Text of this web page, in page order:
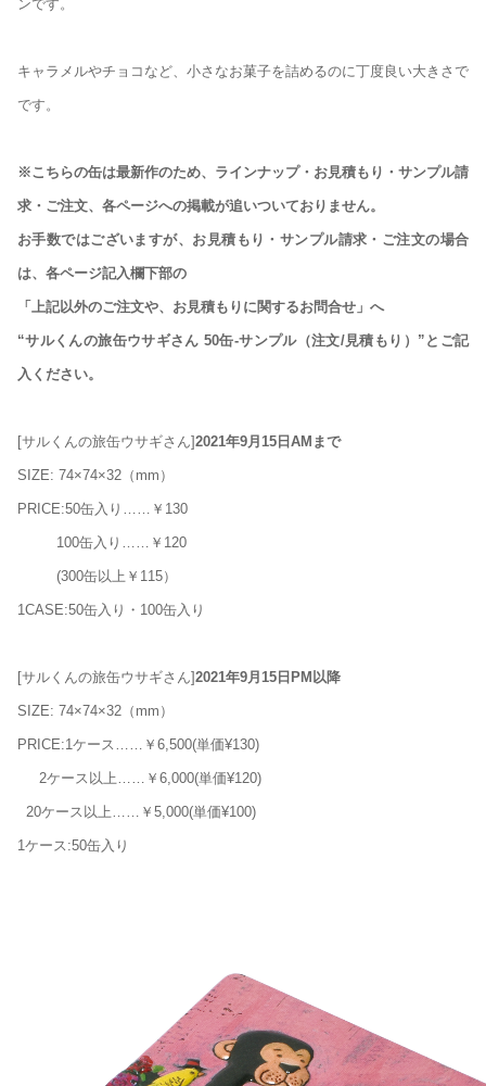
ンです。
キャラメルやチョコなど、小さなお菓子を詰めるのに丁度良い大きさで
です。
※こちらの缶は最新作のため、ラインナップ・お見積もり・サンプル請
求・ご注文、各ページへの掲載が追いついておりません。
お手数ではございますが、お見積もり・サンプル請求・ご注文の場合
は、各ページ記入欄下部の
「上記以外のご注文や、お見積もりに関するお問合せ」へ
“サルくんの旅缶ウサギさん 50缶-サンプル（注文/見積もり）”とご記
入ください。
[サルくんの旅缶ウサギさん]2021年9月15日AMまで
SIZE: 74×74×32（mm）
PRICE:50缶入り……￥130
100缶入り……￥120
(300缶以上￥115）
1CASE:50缶入り・100缶入り
[サルくんの旅缶ウサギさん]2021年9月15日PM以降
SIZE: 74×74×32（mm）
PRICE:1ケース……￥6,500(単価¥130)
2ケース以上……￥6,000(単価¥120)
20ケース以上……￥5,000(単価¥100)
1ケース:50缶入り